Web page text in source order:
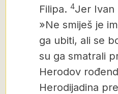
Filipa. 4Jer Ivan
»Ne smiješ je
ga ubiti, ali se
su ga smatrali
Herodov
Herodijadina